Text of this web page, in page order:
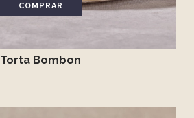
COMPRAR
Torta Bombon